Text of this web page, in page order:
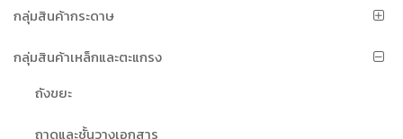
กลุ่มสินค้ากระดาษ
กลุ่มสินค้าเหล็กและตะแกรง
ถังขยะ
ถาดและชั้นวางเอกสาร